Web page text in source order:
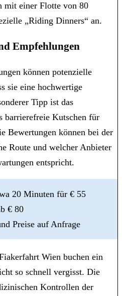
mit einer Flotte von 80
„Riding Dinners“ an.
Empfehlungen
können potenzielle
sie eine hochwertige
Tipp ist das
barrierefreie Kutschen für
Bewertungen können bei der
Route und welcher Anbieter
entspricht.
20 Minuten für € 55
€ 80
Preise auf Anfrage
Wien buchen ein
so schnell vergisst. Die
Kontrollen der